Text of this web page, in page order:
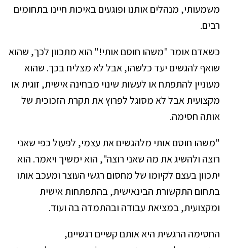
משמעותי, מנהלים אותנו ופוגעים באיכות חיינו בתחומים
רבים.
כשאדם אומר "משהו חוסם אותי!" הוא מתכוון לכך, שהוא
שואף להגשים יעד כלשהו, אבל לא מצליח בכך. שהוא
מעוניין להתפתח או לעשות שינוי מבחינה אישית, זוגית או
מקצועית אבל לא מסוגל לפרוץ את תקרת הזכוכית של
אותה חסימה.
"משהו חוסם אותי מלהגשים את עצמי, לפעול כפי שאני
רוצה ולהשיג את מה שאני רוצה", הוא ימשיך ויאמר. הוא
יתכוון בעצם לקיומו של מחסום רגשי העוצר ומעכב אותו
בתחום התקשורת הבינאישית, בהתפתחות אישית
ומקצועית, במציאת עבודה ובהתמדה בה ועוד.
החסימה הרגשית היא אותם קשיים רגשיים,